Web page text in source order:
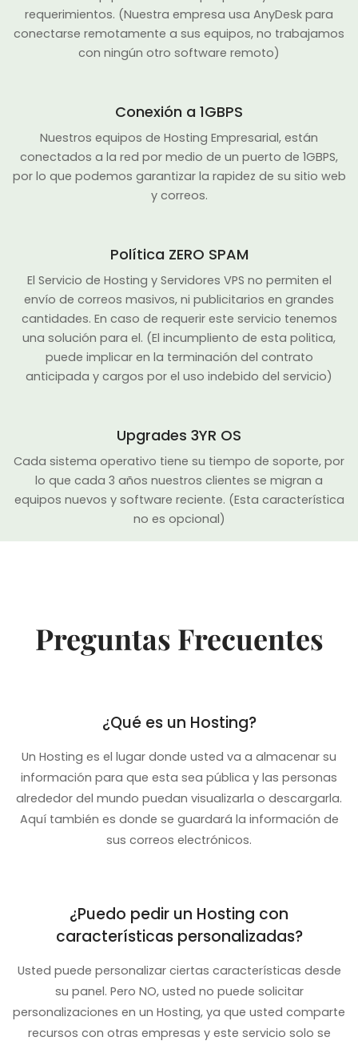
requerimientos. (Nuestra empresa usa AnyDesk para
conectarse remotamente a sus equipos, no trabajamos
con ningún otro software remoto)
Conexión a 1GBPS
Nuestros equipos de Hosting Empresarial, están
conectados a la red por medio de un puerto de 1GBPS,
por lo que podemos garantizar la rapidez de su sitio web
y correos.
Política ZERO SPAM
El Servicio de Hosting y Servidores VPS no permiten el
envío de correos masivos, ni publicitarios en grandes
cantidades. En caso de requerir este servicio tenemos
una solución para el. (El incumpliento de esta politica,
puede implicar en la terminación del contrato
anticipada y cargos por el uso indebido del servicio)
Upgrades 3YR OS
Cada sistema operativo tiene su tiempo de soporte, por
lo que cada 3 años nuestros clientes se migran a
equipos nuevos y software reciente. (Esta característica
no es opcional)
Preguntas Frecuentes
¿Qué es un Hosting?
Un Hosting es el lugar donde usted va a almacenar su
información para que esta sea pública y las personas
alrededor del mundo puedan visualizarla o descargarla.
Aquí también es donde se guardará la información de
sus correos electrónicos.
¿Puedo pedir un Hosting con
características personalizadas?
Usted puede personalizar ciertas características desde
su panel. Pero NO, usted no puede solicitar
personalizaciones en un Hosting, ya que usted comparte
recursos con otras empresas y este servicio solo se